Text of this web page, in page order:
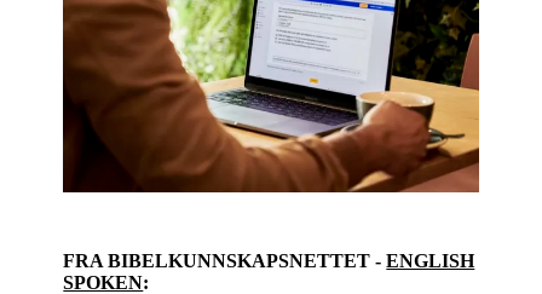
FRA BIBELKUNNSKAPSNETTET -ENGLISH
SPOKEN: